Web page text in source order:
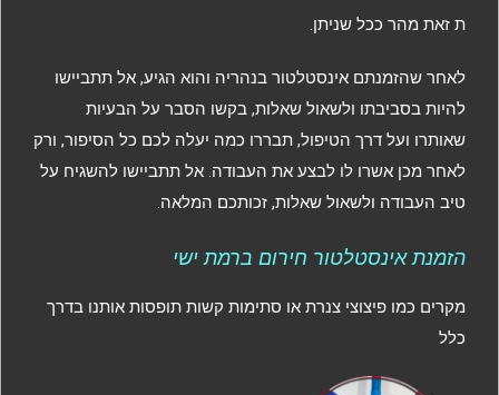
ת זאת מהר ככל שניתן.
לאחר שהזמנתם אינסטלטור בנהריה והוא הגיע, אל תתביישו
להיות בסביבתו ולשאול שאלות, בקשו הסבר על הבעיות
שאותרו ועל דרך הטיפול, תבררו כמה יעלה לכם כל הסיפור, ורק
לאחר מכן אשרו לו לבצע את העבודה. אל תתביישו להשגיח על
טיב העבודה ולשאול שאלות, זכותכם המלאה.
הזמנת אינסטלטור חירום ברמת ישי
מקרים כמו פיצוצי צנרת או סתימות קשות תופסות אותנו בדרך
כלל